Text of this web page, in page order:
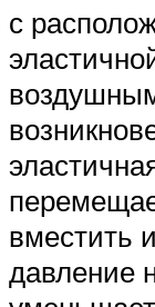
с
вместить
давление